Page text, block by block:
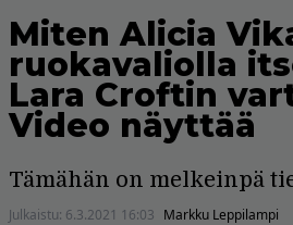
Miten Alicia
ruokavaliolla
Lara Croftin
Video näyttää
Tämähän on melkeinpä
Julkaistu: 6.3.2021 16:03 Markku Leppilampi